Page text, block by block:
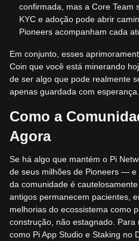
confirmada, mas a Core Team
KYC e adoção pode abrir
Pioneers acompanham cada
Em conjunto, esses
Coin que você está minerando
de ser algo que pode realmente
apenas guardada com esperança.
Como a
Agora
Se há algo que mantém o Pi
de seus milhões de Pioneers —
da comunidade é
antigos permanecem pacientes,
melhorias do ecossistema como
construção, não estagnado.
como Pi App Studio e Staking no